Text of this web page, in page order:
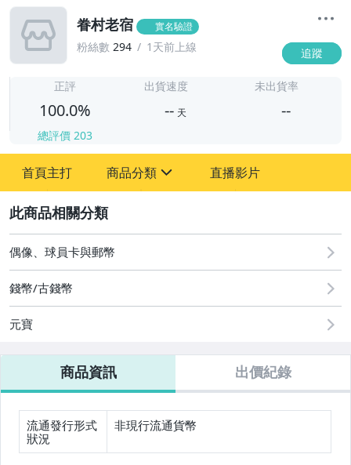
眷村老宿 實名驗證
粉絲數 294 1天前上線 追蹤
正評
100.0%
總評價 203
出貨速度
-- 天
未出貨率
--
首頁主打 商品分類
圖書/影音/文具
古董、藝術與礦石
手機、配件與通訊
運動、戶外與休閒
居家、家具與園藝
玩具、模型與公仔
直播影片
偶像、球員卡與郵幣
錢幣/古錢幣
元寶
商品資訊 出價紀錄
流通發行形式
狀況
非現行流通貨幣